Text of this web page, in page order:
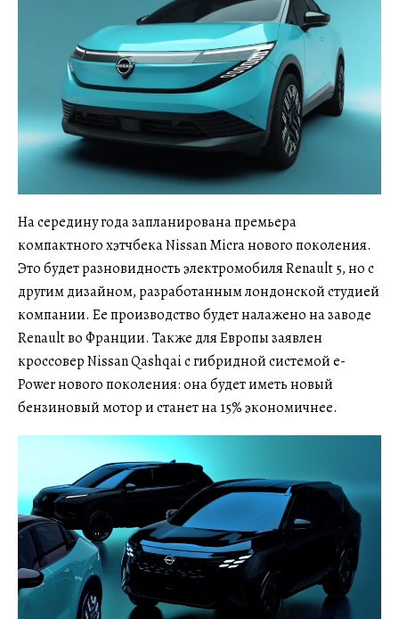
На середину года запланирована премьера
компактного хэтчбека Nissan Micra нового поколения.
Это будет разновидность электромобиля Renault 5, но с
другим дизайном, разработанным лондонской студией
компании. Ее производство будет налажено на заводе
Renault во Франции. Также для Европы заявлен
кроссовер Nissan Qashqai с гибридной системой e-
Power нового поколения: она будет иметь новый
бензиновый мотор и станет на 15% экономичнее.